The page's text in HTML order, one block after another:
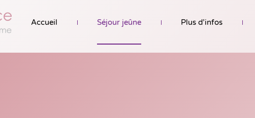
Accueil Séjour jeûne Plus d’infos